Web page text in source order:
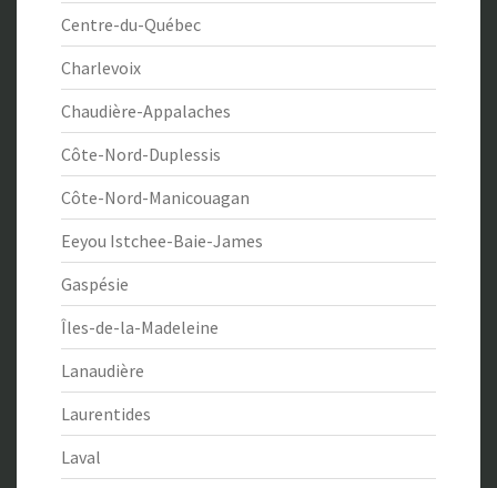
Centre-du-Québec
Charlevoix
Chaudière-Appalaches
Côte-Nord-Duplessis
Côte-Nord-Manicouagan
Eeyou Istchee-Baie-James
Gaspésie
Îles-de-la-Madeleine
Lanaudière
Laurentides
Laval